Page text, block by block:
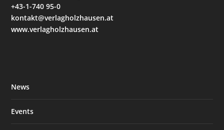
+43-1-740 95-0
kontakt@verlagholzhausen.at
www.verlagholzhausen.at
News
Events